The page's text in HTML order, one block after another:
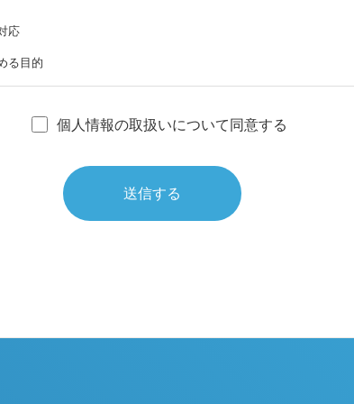
応
る目的
ある場合を除き、利用目的の範囲を遵守します。
かにした利用目的の範囲を超えて個人情報を第三者に提供しませ
個人情報の取扱いについて同意する